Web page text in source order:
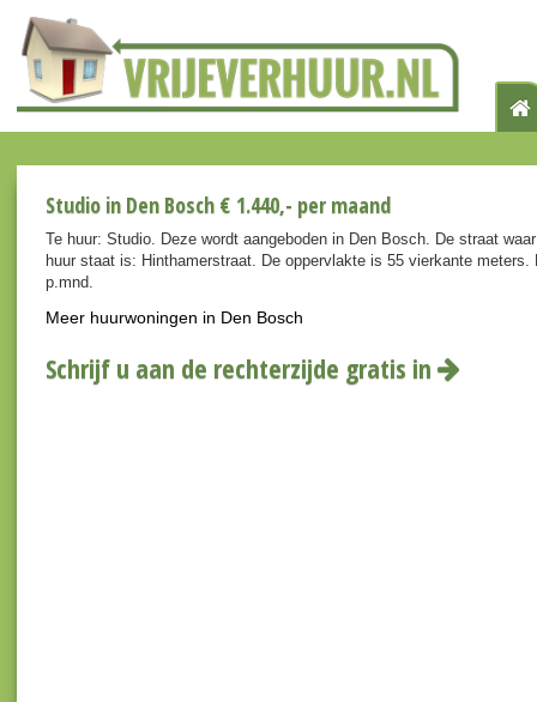
Studio in Den Bosch € 1.440,- per maand
Te huur: Studio. Deze wordt aangeboden in Den Bosch. De straat
huur staat is: Hinthamerstraat. De oppervlakte is 55 vierkante meters.
p.mnd.
Meer huurwoningen in Den Bosch
Schrijf u aan de rechterzijde gratis in